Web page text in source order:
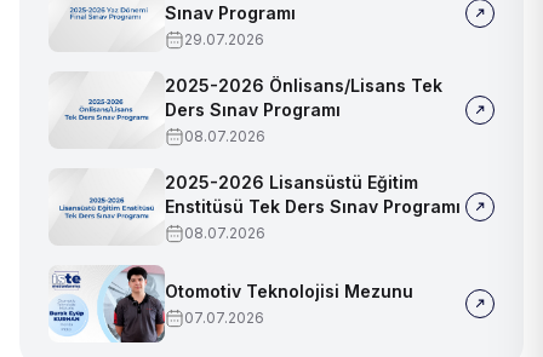
Sınav Programı
29.07.2026
2025-2026 Önlisans/Lisans Tek
Ders Sınav Programı
08.07.2026
2025-2026 Lisansüstü Eğitim
Enstitüsü Tek Ders Sınav Programı
08.07.2026
Otomotiv Teknolojisi Mezunu
07.07.2026